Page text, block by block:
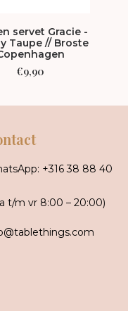
servet Gracie -
Taupe // Broste
€9,90
+316 38 88 40
t/m vr 8:00 – 20:00)